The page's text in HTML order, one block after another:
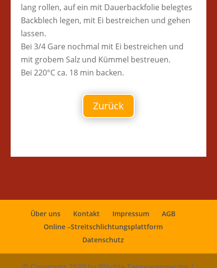
lang rollen, auf ein mit Dauerbackfolie belegtes
Backblech legen, mit Ei bestreichen und gehen
lassen.
Bei 3/4 Gare nochmal mit Ei bestreichen und
mit grobem Salz und Kümmel bestreuen.
Bei 220°C ca. 18 min backen.
Zurück
Über uns Kontakt Impressum
AGB
Online –Streitschlichtungsplattform
Datenschutz